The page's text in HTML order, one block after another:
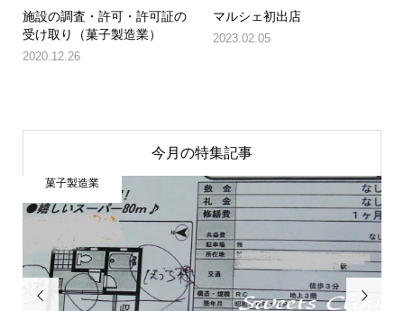
施設の調査・許可・許可証の
受け取り（菓子製造業）
2020.12.26
マルシェ初出店
2023.02.05
今月の特集記事

菓子製造業
